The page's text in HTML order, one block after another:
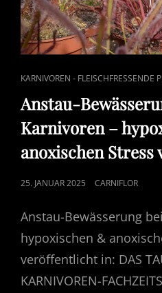
CAT
LINKS
KARNIVOREN - FLEISCHFRESSENDE
Anstau-
Karnivoren –
anoxischen Stress
POSTED
25. JANUAR 2025 CARNIFLOR
Anstau-Bewässerung
hypoxischen &
veröffentlicht in: DAS
KARNIVOREN-